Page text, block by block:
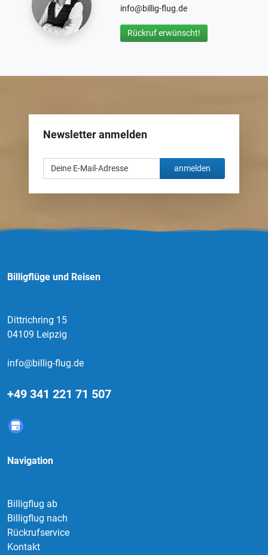
info@billig-flug.de
Rückruf erwünscht!
Newsletter anmelden
anmelden
Billigflüge und Reisen
Dittrichring 15
04109 Leipzig
info@billig-flug.de
+49 341 221 71 507
Navigation
Billigflug ab
Billigflug nach
Rückrufservice
Kontakt